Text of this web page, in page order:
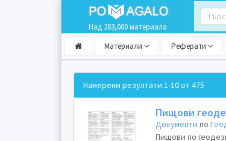
Над 283,000 материала
Материали Реферати
Намерени резултати 1-10 от 475
Пищови
Документи по
Пищови по